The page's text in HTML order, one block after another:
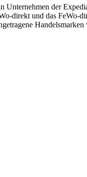
Unternehmen der
direkt und das FeWo-
Handelsmarken